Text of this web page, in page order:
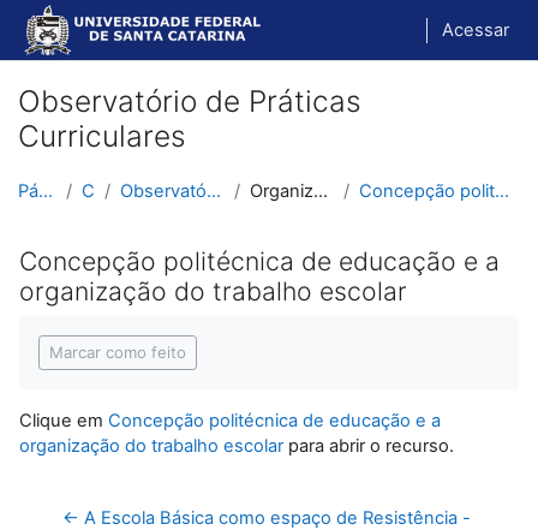
Ir para o conteúdo principal
Acessar
Observatório de Práticas
Curriculares
Página inicial Cursos Observatório de Práticas Curriculares Organização Escolar e Didática Concepção politécnica de educação e a organização ...
Concepção politécnica de educação e a
organização do trabalho escolar
Marcar como feito
Clique em Concepção politécnica de educação e a
organização do trabalho escolarpara abrir o recurso.
← A Escola Básica como espaço de Resistência -